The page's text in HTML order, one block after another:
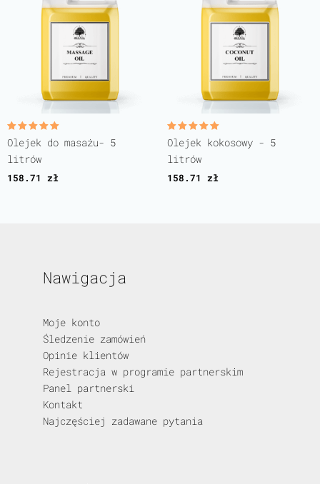
Oceniono
5.00
na 5
Olejek do masażu- 5
litrów
158.71 zł
Oceniono
5.00
na 5
Olejek kokosowy - 5
litrów
158.71 zł
Nawigacja
Moje konto
Śledzenie zamówień
Opinie klientów
Rejestracja w programie partnerskim
Panel partnerski
Kontakt
Najczęściej zadawane pytania